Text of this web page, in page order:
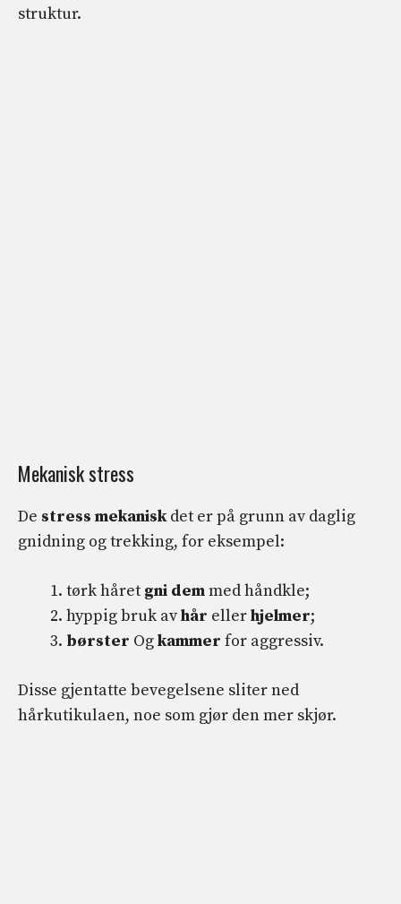
struktur.
Mekanisk stress
De stress mekaniskdet er på grunn av daglig
gnidning og trekking, for eksempel:
tørk håret gni demmed håndkle;
hyppig bruk avhår ellerhjelmer;
børster Ogkammer for aggressiv.
Disse gjentatte bevegelsene sliter ned
hårkutikulaen, noe som gjør den mer skjør.